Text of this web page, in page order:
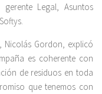
Legal, Asuntos
Nicolás Gordon, explicó
es coherente con
de residuos en toda
que tenemos con